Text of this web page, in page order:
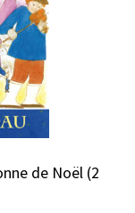
de Noël (2